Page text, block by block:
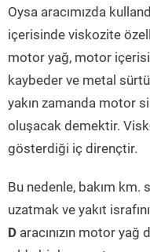
Oysa aracımızda
içerisinde viskozite
motor yağ, motor
kaybeder ve metal
yakın zamanda motor
oluşacak demektir.
gösterdiği iç dirençtir.
Bu nedenle, bakım
uzatmak ve yakıt
D aracınızın motor yağ